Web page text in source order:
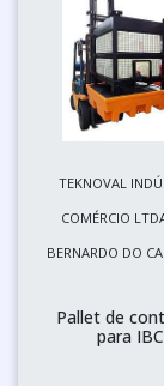
TEKNOVAL
COMÉRCIO
BERNARDO DO
Pallet de
para